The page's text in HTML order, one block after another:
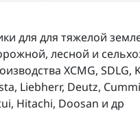
для для тяжелой
лесной и
XCMG, SDLG,
Liebherr, Deutz,
Hitachi, Doosan и др